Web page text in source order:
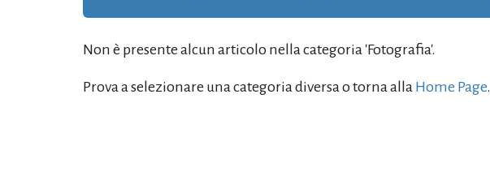
Non è presente alcun articolo nella categoria 'Fotografia'.
Prova a selezionare una categoria diversa o torna alla Home Page.